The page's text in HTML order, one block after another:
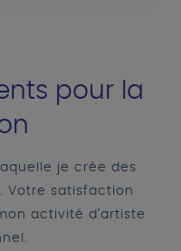
pour la
je crée des
Votre satisfaction
activité d'artiste